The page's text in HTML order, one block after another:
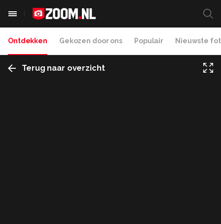
Ontdekken Gekozen door ons Populair Nieuwste
Terug naar overzicht